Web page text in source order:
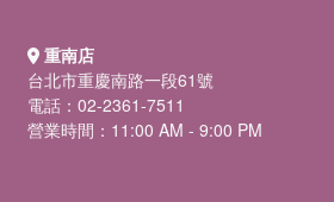
重南店
台北市重慶南路一段61號
電話：02-2361-7511
營業時間：11:00 AM - 9:00 PM